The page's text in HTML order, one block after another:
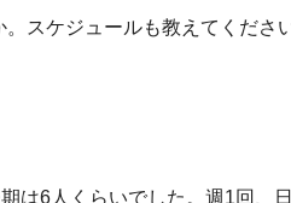
ケジュールも教えてください
は6人くらいでした。週1回、